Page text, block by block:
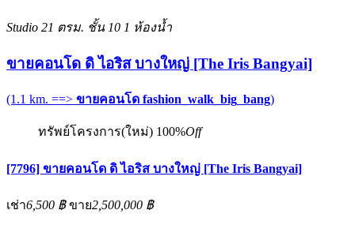
Studio 21 ตรม. ชั้น 10 1 ห้องน้ำ
ขายคอนโด ดิ ไอริส บางใหญ่ [The Iris Bangyai]
(1.1 km. ==> ขายคอนโด fashion_walk_big_bang)
ทรัพย์โครงการ(ใหม่) 100%Off
[7796] ขายคอนโด ดิ ไอริส บางใหญ่ [The Iris Bangyai]
เช่า6,500 ฿ ขาย2,500,000 ฿